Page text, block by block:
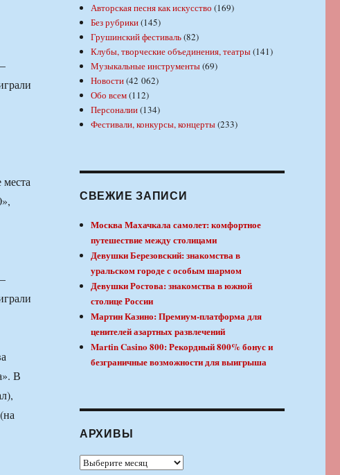
В
Авторская песня как искусство (169)
Без рубрики(145)
Грушинский фестиваль(82)
Клубы, творческие объединения, театры(141)
Музыкальные инструменты(69)
Новости(42 062)
Обо всем(112)
Персоналии(134)
Фестивали, конкурсы, концерты(233)
СВЕЖИЕ ЗАПИСИ
Москва Махачкала самолет: комфортное
путешествие между столицами
Девушки Березовский: знакомства в
уральском городе с особым шармом
Девушки Ростова: знакомства в южной
столице России
Мартин Казино: Премиум-платформа для
ценителей азартных развлечений
Martin Casino 800: Рекордный 800% бонус и
безграничные возможности для выигрыша
АРХИВЫ
Архивы